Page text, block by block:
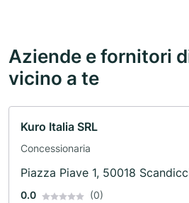
Aziende e fornitori
vicino a te
Kuro Italia SRL
Concessionaria
Piazza Piave 1, 50018
0.0 (0)